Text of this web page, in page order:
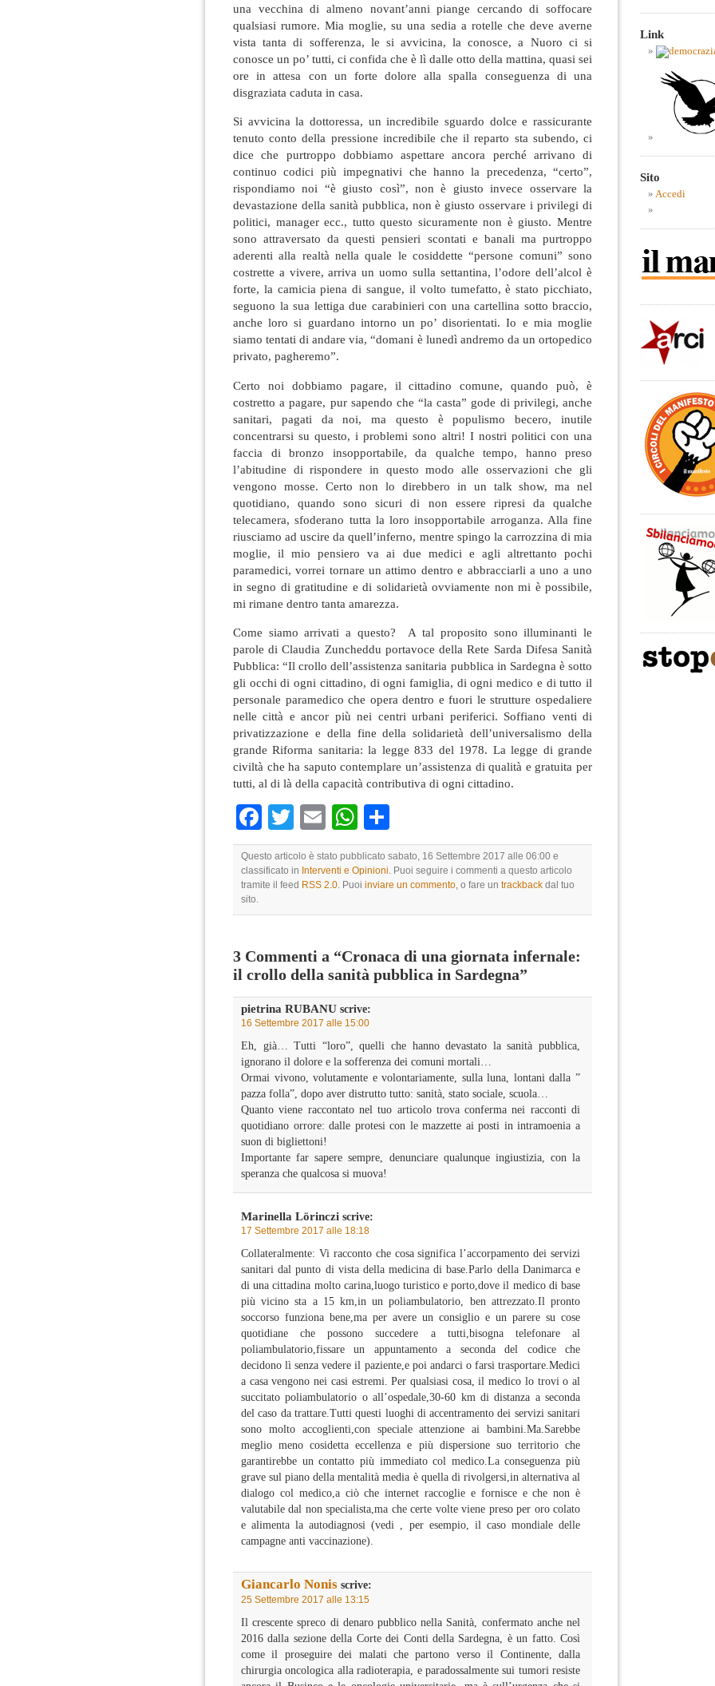
una vecchina di almeno novant’anni piange cercando di soffocare
qualsiasi rumore. Mia moglie, su una sedia a rotelle che deve averne
vista tanta di sofferenza, le si avvicina, la conosce, a Nuoro ci si
conosce un po’ tutti, ci confida che è lì dalle otto della mattina, quasi sei
ore in attesa con un forte dolore alla spalla conseguenza di una
disgraziata caduta in casa.
Si avvicina la dottoressa, un incredibile sguardo dolce e rassicurante
tenuto conto della pressione incredibile che il reparto sta subendo, ci
dice che purtroppo dobbiamo aspettare ancora perché arrivano di
continuo codici più impegnativi che hanno la precedenza, “certo”,
rispondiamo noi “è giusto così”, non è giusto invece osservare la
devastazione della sanità pubblica, non è giusto osservare i privilegi di
politici, manager ecc., tutto questo sicuramente non è giusto. Mentre
sono attraversato da questi pensieri scontati e banali ma purtroppo
aderenti alla realtà nella quale le cosiddette “persone comuni” sono
costrette a vivere, arriva un uomo sulla settantina, l’odore dell’alcol è
forte, la camicia piena di sangue, il volto tumefatto, è stato picchiato,
seguono la sua lettiga due carabinieri con una cartellina sotto braccio,
anche loro si guardano intorno un po’ disorientati. Io e mia moglie
siamo tentati di andare via, “domani è lunedì andremo da un ortopedico
privato, pagheremo”.
Certo noi dobbiamo pagare, il cittadino comune, quando può, è
costretto a pagare, pur sapendo che “la casta” gode di privilegi, anche
sanitari, pagati da noi, ma questo è populismo becero, inutile
concentrarsi su questo, i problemi sono altri! I nostri politici con una
faccia di bronzo insopportabile, da qualche tempo, hanno preso
l’abitudine di rispondere in questo modo alle osservazioni che gli
vengono mosse. Certo non lo direbbero in un talk show, ma nel
quotidiano, quando sono sicuri di non essere ripresi da qualche
telecamera, sfoderano tutta la loro insopportabile arroganza. Alla fine
riusciamo ad uscire da quell’inferno, mentre spingo la carrozzina di mia
moglie, il mio pensiero va ai due medici e agli altrettanto pochi
paramedici, vorrei tornare un attimo dentro e abbracciarli a uno a uno
in segno di gratitudine e di solidarietà ovviamente non mi è possibile,
mi rimane dentro tanta amarezza.
Come siamo arrivati a questo? A tal proposito sono illuminanti le
parole di Claudia Zuncheddu portavoce della Rete Sarda Difesa Sanità
Pubblica: “Il crollo dell’assistenza sanitaria pubblica in Sardegna è sotto
gli occhi di ogni cittadino, di ogni famiglia, di ogni medico e di tutto il
personale paramedico che opera dentro e fuori le strutture ospedaliere
nelle città e ancor più nei centri urbani periferici. Soffiano venti di
privatizzazione e della fine della solidarietà dell’universalismo della
grande Riforma sanitaria: la legge 833 del 1978. La legge di grande
civiltà che ha saputo contemplare un’assistenza di qualità e gratuita per
tutti, al di là della capacità contributiva di ogni cittadino.
Facebook
TwitterEmailWhatsApp
Questo articolo è stato pubblicato sabato, 16 Settembre 2017 alle 06:00 e
classificato in Interventi e Opinioni. Puoi seguire i commenti a questo articolo
tramite il feed RSS 2.0. Puoi inviare un commento, o fare un trackback dal tuo
sito.
3 Commenti a “Cronaca di una giornata infernale:
il crollo della sanità pubblica in Sardegna”
pietrina RUBANU scrive:
16 Settembre 2017 alle 15:00
Eh, già… Tutti “loro”, quelli che hanno devastato la sanità pubblica,
ignorano il dolore e la sofferenza dei comuni mortali…
Ormai vivono, volutamente e volontariamente, sulla luna, lontani dalla ”
pazza folla”, dopo aver distrutto tutto: sanità, stato sociale, scuola…
Quanto viene raccontato nel tuo articolo trova conferma nei racconti di
quotidiano orrore: dalle protesi con le mazzette ai posti in intramoenia a
suon di bigliettoni!
Importante far sapere sempre, denunciare qualunque ingiustizia, con la
speranza che qualcosa si muova!
Marinella Lörinczi scrive:
17 Settembre 2017 alle 18:18
Collateralmente: Vi racconto che cosa significa l’accorpamento dei servizi
sanitari dal punto di vista della medicina di base.Parlo della Danimarca e
di una cittadina molto carina,luogo turistico e porto,dove il medico di base
più vicino sta a 15 km,in un poliambulatorio, ben attrezzato.Il pronto
soccorso funziona bene,ma per avere un consiglio e un parere su cose
quotidiane che possono succedere a tutti,bisogna telefonare al
poliambulatorio,fissare un appuntamento a seconda del codice che
decidono lì senza vedere il paziente,e poi andarci o farsi trasportare.Medici
a casa vengono nei casi estremi. Per qualsiasi cosa, il medico lo trovi o al
succitato poliambulatorio o all’ospedale,30-60 km di distanza a seconda
del caso da trattare.Tutti questi luoghi di accentramento dei servizi sanitari
sono molto accoglienti,con speciale attenzione ai bambini.Ma.Sarebbe
meglio meno cosidetta eccellenza e più dispersione suo territorio che
garantirebbe un contatto più immediato col medico.La conseguenza più
grave sul piano della mentalità media è quella di rivolgersi,in alternativa al
dialogo col medico,a ciò che internet raccoglie e fornisce e che non è
valutabile dal non specialista,ma che certe volte viene preso per oro colato
e alimenta la autodiagnosi (vedi , per esempio, il caso mondiale delle
campagne anti vaccinazione).
Giancarlo Nonis scrive:
25 Settembre 2017 alle 13:15
Il crescente spreco di denaro pubblico nella Sanità, confermato anche nel
2016 dalla sezione della Corte dei Conti della Sardegna, è un fatto. Così
come il proseguire dei malati che partono verso il Continente, dalla
chirurgia oncologica alla radioterapia, e paradossalmente sui tumori resiste
Link
Sito
Accedi